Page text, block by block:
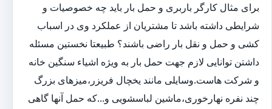
برای مثال کارگر باربری و حمل بار باید چه خصوصیات و
شرایطی داشته باشد تا مشتریان از عملکرد وی در اسباب
کشی و حمل و نقل بار راضی باشند؟ طبیعتا نخستین مسئله
داشتن توانایی لازم جهت حمل بار به ویژه اشیاء سنگین خانه
و شرکت هاست.وسایلی مانند یخچال فریزر،میزهای بزرگ
چند نفره نهارخوری،ماشین لباسشویی و...که حمل آنها گاهی